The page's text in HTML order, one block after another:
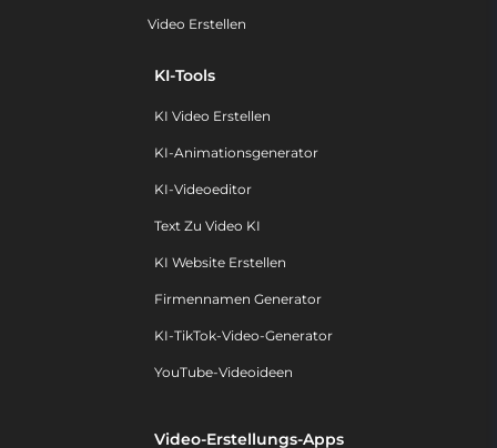
Video Erstellen
KI-Tools
KI Video Erstellen
KI-Animationsgenerator
KI-Videoeditor
Text Zu Video KI
KI Website Erstellen
Firmennamen Generator
KI-TikTok-Video-Generator
YouTube-Videoideen
Video-Erstellungs-Apps